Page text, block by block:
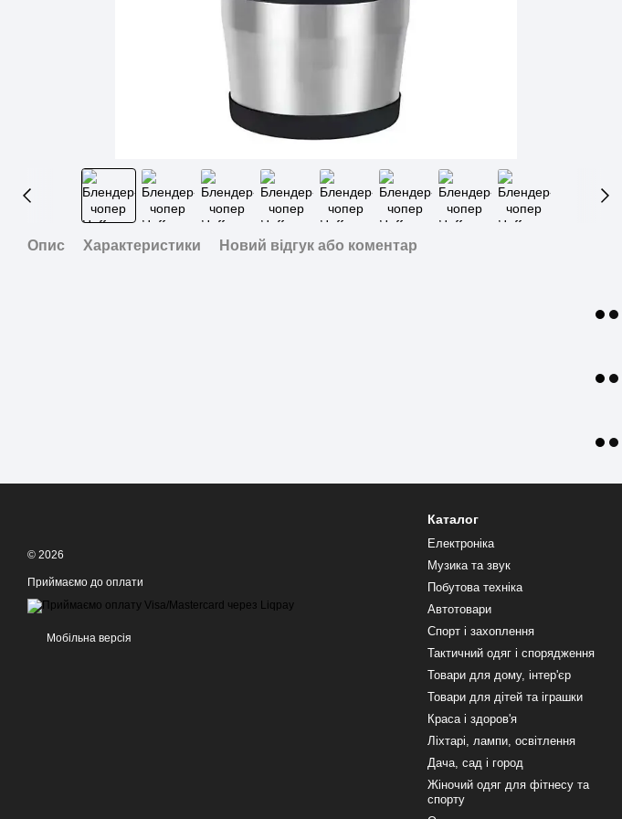
Опис Характеристики Новий відгук або коментар
© 2026
Приймаємо до оплати
Мобільна версія
Каталог
Електроніка
Музика та звук
Побутова техніка
Автотовари
Спорт і захоплення
Тактичний одяг і спорядження
Товари для дому, інтер'єр
Товари для дітей та іграшки
Краса і здоров'я
Ліхтарі, лампи, освітлення
Дача, сад і город
Жіночий одяг для фітнесу та
спорту